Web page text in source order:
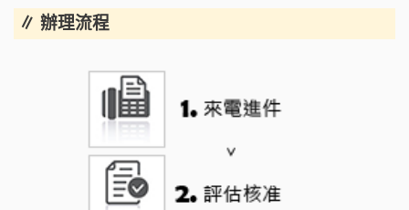
∥ 辦理流程